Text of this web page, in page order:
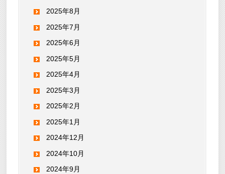
2025年8月
2025年7月
2025年6月
2025年5月
2025年4月
2025年3月
2025年2月
2025年1月
2024年12月
2024年10月
2024年9月